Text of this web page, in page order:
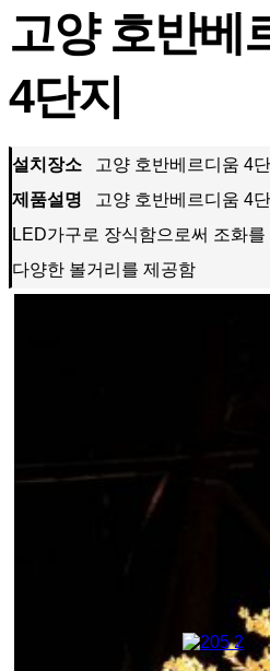
고양 호반베
4단지
설치장소
고양 호반베르디움 4단
제품설명 고양 호반베르디움 4
LED가구로 장식함으로써 조화를
다양한 볼거리를 제공함